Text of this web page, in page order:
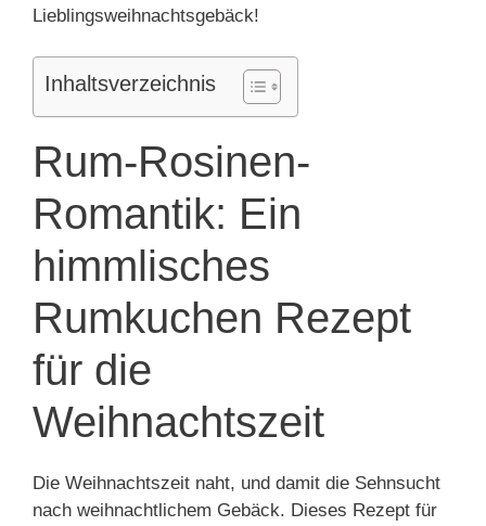
Lieblingsweihnachtsgebäck!
Inhaltsverzeichnis
Rum-Rosinen-
Romantik: Ein
himmlisches
Rumkuchen Rezept
für die
Weihnachtszeit
Die Weihnachtszeit naht, und damit die Sehnsucht
nach weihnachtlichem Gebäck. Dieses Rezept für